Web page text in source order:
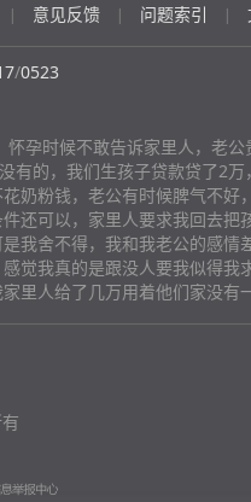
| 意见反馈 | 问题索引 |
/0523
孕时候不敢告诉家里人，老
有的，我们生孩子贷款贷了2
奶粉钱，老公有时候脾气不
还可以，家里人要求我回去
我舍不得，我和我老公的感
觉我真的是跟没人要我似得
里人给了几万用着他们家没有